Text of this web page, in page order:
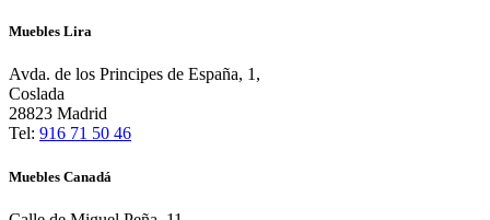
Muebles Lira
Avda. de los Principes de España, 1,
Coslada
28823 Madrid
Tel: 916 71 50 46
Muebles Canadá